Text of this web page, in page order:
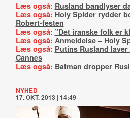
Læs også: Rusland bandlyser
Læs også: Holy Spider rydder
Robert-festen
Læs også: ”Det iranske folk er
Læs også: Anmeldelse – Holy
Læs også: Putins Rusland
Cannes
Læs også: Batman dropper
NYHED
17. OKT. 2013 | 14:49